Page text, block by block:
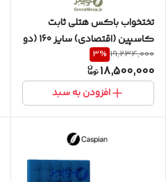
تختخواب باکس هتلی ثابت
کاسپین (اقتصادی) سایز 160 (دو
تکه) دو نفره به همراه تاج طرح
مربع
19,234,000
3%
18,500,000
افزودن به سبد